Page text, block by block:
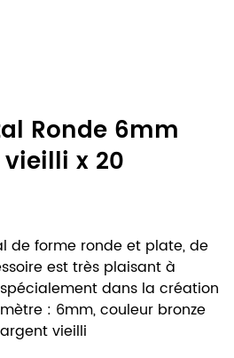
Ronde 6mm
x 20
de forme ronde et plate, de
est très plaisant à
dans la création
: 6mm, couleur bronze
vieilli